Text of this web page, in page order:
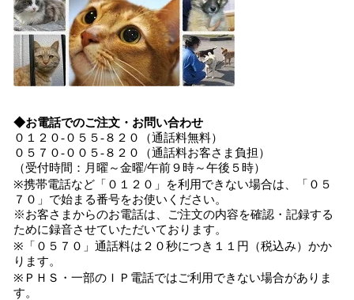
◆お電話でのご注文・お問い合わせ
０１２０-０５５-８２０（通話料無料）
０５７０-００５-８２０（通話料お客さま負担）
（受付時間：月曜～金曜/午前９時～午後５時）
※携帯電話など「０１２０」を利用できない場合は、「０５
７０」で始まる番号をお使いください。
※お客さまからのお電話は、ご注文の内容を確認・記録する
ために録音させていただいております。
※「０５７０」通話料は２０秒につき１１円（税込み）かか
ります。
※ＰＨＳ・一部のＩＰ電話ではご利用できない場合がありま
す。